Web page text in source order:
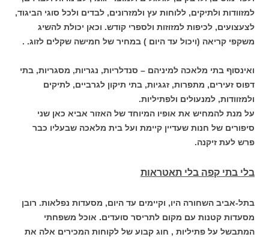
למזוודות ולתיקים, ללוחות עץ ולמזרונים, לבדים ולכל סוגי הביגוד,
לצעצועים, לכיפות למזוזות ולספרי קודש. וכאן יכולת להשיג
משקפי קריאה (ויכול עד היום ) במחיר של חמישה שקלים לזוג. .
ואינסוף בתי מלאכה למיניהם – סנדלריות, נגריות, מסגריות, בתי
דפוס זעירים, מתפרות, זגגיות, בתי תיקון לגרביים, לתיקים
ולמזוודות, למנעולים ולפתיליות.
על מנת להמחיש את אופיו המיוחד של האזור אביא כאן שני
סיפורים של חנות שעדיין קיימת ועל בית מלאכה שבעליו כבר
פרש לעת זיקנה.
בלי בתי קפה בלי תאטראות
בתל-אביב השחורה היו, וקיימים עד היום, מסעדות נפלאות. רובן
מסעדות קטנות עם מקום לתריסר סועדים. אוכל משפחתי
המתבשל על פתיליות , חוג קבוע של לקוחות המכירים אלה את